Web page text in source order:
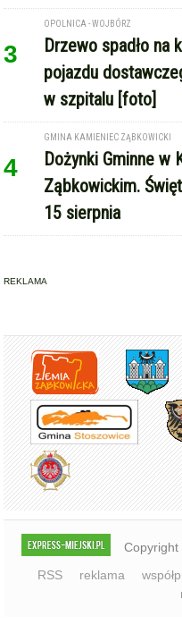
3
OPOLNICA - WOJBÓRZ
Drzewo spadło na
pojazdu
w szpitalu [foto]
4
GMINA KAMIENIEC ZĄBKOWICKI
Dożynki Gminne w
Ząbkowickim.
15 sierpnia
REKLAMA
RSS
reklama